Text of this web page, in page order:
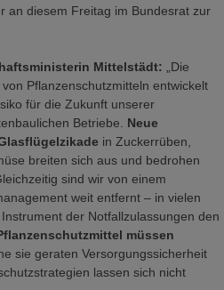
an diesem Freitag im Bundesrat zur
Mittelstädt:
„Die
Pflanzenschutzmitteln entwickelt
für die Zukunft unserer
Betriebe. Neue
in Zuckerrüben,
breiten sich aus und bedrohen
sind wir von einem
weit entfernt – in vielen
der Notfallzulassungen den
müssen
sie geraten Versorgungssicherheit
lassen sich nicht